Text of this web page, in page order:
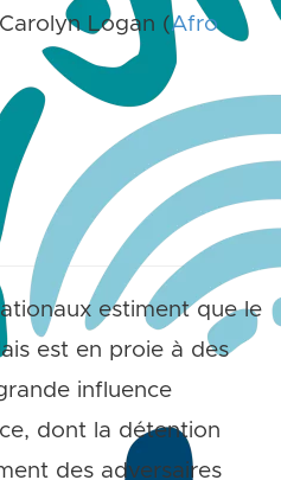
Logan (Afro
estiment que le
est en proie à des
influence
dont la détention
des adversaires